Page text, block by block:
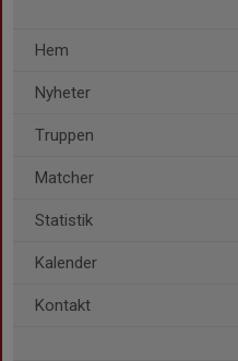
Hem
Nyheter
Truppen
Matcher
Statistik
Kalender
Kontakt